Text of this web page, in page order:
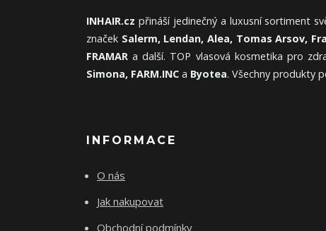
INHAIR.cz přináší jedinečný a luxusní sortiment
značek Salerm, Lendan, Alea, Tomas Arsov,
FRAMAR a další. TOP vlasová kosmetika pro
Simona, FARM.INC a Byotea. Všechny produkty
INFORMACE
O nás
Jak nakupovat
Obchodní podmínky